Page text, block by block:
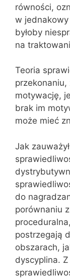
równości,
w jednakowy
byłoby
na
Teoria
motywację,
brak im
może mieć
Jak
do
porównaniu
postrzegają
obszarach,
dyscyplina.